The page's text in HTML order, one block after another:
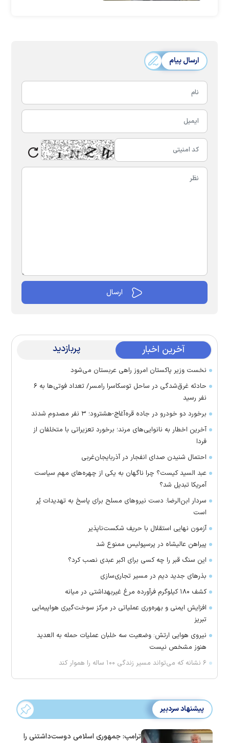
ارسال پیام
آخرین اخبار پربازدید
نخست وزیر پاکستان امروز راهی عربستان می‌شود
حادثه غرق‌شدگی در ساحل توسکاسرا رامسر/ تعداد فوتی‌ها به ۶
نفر رسید
برخورد دو خودرو در جاده قره‌آغاج-هشترود؛ ۳ نفر مصدوم شدند
آخرین اخطار به نانوایی‌های مرند؛ برخورد تعزیراتی با متخلفان از
فردا
احتمال شنیدن صدای انفجار در آذربایجان‌غربی
عبد السید کیست؟ چرا ناگهان به یکی از چهره‌های مهم سیاست
آمریکا تبدیل شد؟
سردار ابن‌الرضا: دست نیرو‌های مسلح برای پاسخ به تهدیدات پُر
است
آزمون نهایی استقلال با حریف شکست‌ناپذیر
پیراهن عالیشاه در پرسپولیس ممنوع شد
این سنگ قبر را چه کسی برای اکبر عبدی نصب کرد؟
بذرهای جدید دیم در مسیر تجاری‌سازی
کشف ۱۸۰ کیلوگرم فرآورده‌ مرغ غیربهداشتی در میانه
افزایش ایمنی و بهره‌وری عملیاتی در مرکز سوخت‌گیری هواپیمایی
تبریز
نیروی هوایی ارتش: وضعیت سه خلبان عملیات حمله به العدید
هنوز مشخص نیست
۶ نشانه که می‌تواند مسیر زندگی ۱۰۰ ساله را هموار کند
پیشنهاد سردبیر
ترامپ: جمهوری اسلامی دوست‌داشتنی را